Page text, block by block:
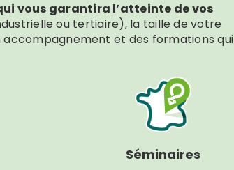
vous garantira l’atteinte de vos
ou tertiaire), la taille de votre
accompagnement et des formations qui
Séminaires